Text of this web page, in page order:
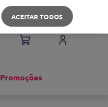
Apoio ao cliente
Promoções
ACEITAR TODOS